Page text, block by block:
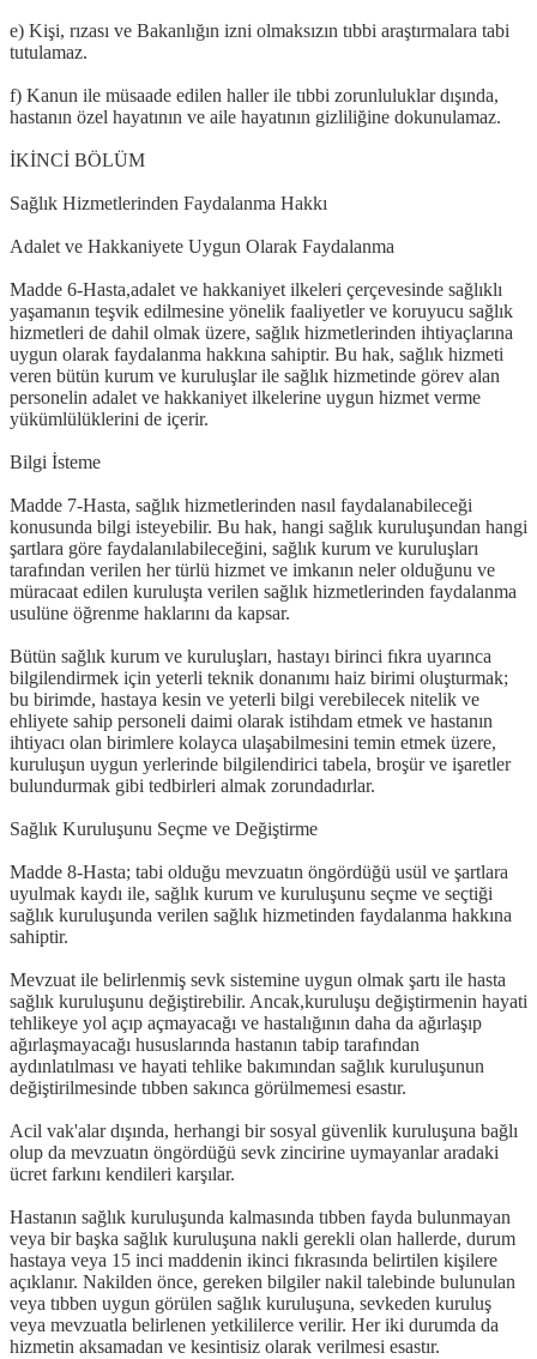
e) Kişi, rızası ve Bakanlığın izni olmaksızın tıbbi araştırmalara tabi
tutulamaz.
f) Kanun ile müsaade edilen haller ile tıbbi zorunluluklar dışında,
hastanın özel hayatının ve aile hayatının gizliliğine dokunulamaz.
İKİNCİ BÖLÜM
Sağlık Hizmetlerinden Faydalanma Hakkı
Adalet ve Hakkaniyete Uygun Olarak Faydalanma
Madde 6-Hasta,adalet ve hakkaniyet ilkeleri çerçevesinde sağlıklı
yaşamanın teşvik edilmesine yönelik faaliyetler ve koruyucu sağlık
hizmetleri de dahil olmak üzere, sağlık hizmetlerinden ihtiyaçlarına
uygun olarak faydalanma hakkına sahiptir. Bu hak, sağlık hizmeti
veren bütün kurum ve kuruluşlar ile sağlık hizmetinde görev alan
personelin adalet ve hakkaniyet ilkelerine uygun hizmet verme
yükümlülüklerini de içerir.
Bilgi İsteme
Madde 7-Hasta, sağlık hizmetlerinden nasıl faydalanabileceği
konusunda bilgi isteyebilir. Bu hak, hangi sağlık kuruluşundan hangi
şartlara göre faydalanılabileceğini, sağlık kurum ve kuruluşları
tarafından verilen her türlü hizmet ve imkanın neler olduğunu ve
müracaat edilen kuruluşta verilen sağlık hizmetlerinden faydalanma
usulüne öğrenme haklarını da kapsar.
Bütün sağlık kurum ve kuruluşları, hastayı birinci fıkra uyarınca
bilgilendirmek için yeterli teknik donanımı haiz birimi oluşturmak;
bu birimde, hastaya kesin ve yeterli bilgi verebilecek nitelik ve
ehliyete sahip personeli daimi olarak istihdam etmek ve hastanın
ihtiyacı olan birimlere kolayca ulaşabilmesini temin etmek üzere,
kuruluşun uygun yerlerinde bilgilendirici tabela, broşür ve işaretler
bulundurmak gibi tedbirleri almak zorundadırlar.
Sağlık Kuruluşunu Seçme ve Değiştirme
Madde 8-Hasta; tabi olduğu mevzuatın öngördüğü usül ve şartlara
uyulmak kaydı ile, sağlık kurum ve kuruluşunu seçme ve seçtiği
sağlık kuruluşunda verilen sağlık hizmetinden faydalanma hakkına
sahiptir.
Mevzuat ile belirlenmiş sevk sistemine uygun olmak şartı ile hasta
sağlık kuruluşunu değiştirebilir. Ancak,kuruluşu değiştirmenin hayati
tehlikeye yol açıp açmayacağı ve hastalığının daha da ağırlaşıp
ağırlaşmayacağı hususlarında hastanın tabip tarafından
aydınlatılması ve hayati tehlike bakımından sağlık kuruluşunun
değiştirilmesinde tıbben sakınca görülmemesi esastır.
Acil vak'alar dışında, herhangi bir sosyal güvenlik kuruluşuna bağlı
olup da mevzuatın öngördüğü sevk zincirine uymayanlar aradaki
ücret farkını kendileri karşılar.
Hastanın sağlık kuruluşunda kalmasında tıbben fayda bulunmayan
veya bir başka sağlık kuruluşuna nakli gerekli olan hallerde, durum
hastaya veya 15 inci maddenin ikinci fıkrasında belirtilen kişilere
açıklanır. Nakilden önce, gereken bilgiler nakil talebinde bulunulan
veya tıbben uygun görülen sağlık kuruluşuna, sevkeden kuruluş
veya mevzuatla belirlenen yetkililerce verilir. Her iki durumda da
hizmetin aksamadan ve kesintisiz olarak verilmesi esastır.